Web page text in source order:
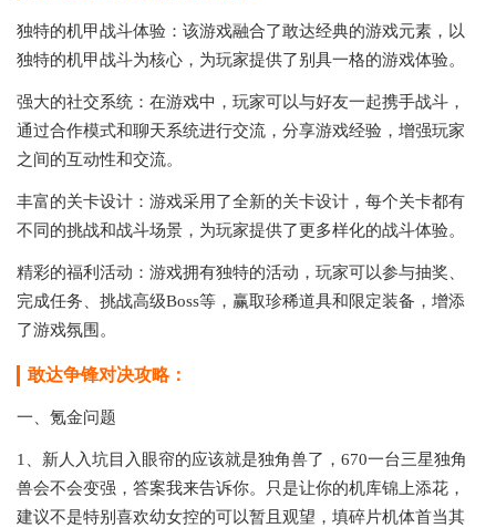
独特的机甲战斗体验：该游戏融合了敢达经典的游戏元素，以
独特的机甲战斗为核心，为玩家提供了别具一格的游戏体验。
强大的社交系统：在游戏中，玩家可以与好友一起携手战斗，
通过合作模式和聊天系统进行交流，分享游戏经验，增强玩家
之间的互动性和交流。
丰富的关卡设计：游戏采用了全新的关卡设计，每个关卡都有
不同的挑战和战斗场景，为玩家提供了更多样化的战斗体验。
精彩的福利活动：游戏拥有独特的活动，玩家可以参与抽奖、
完成任务、挑战高级Boss等，赢取珍稀道具和限定装备，增添
了游戏氛围。
敢达争锋对决攻略：
一、氪金问题
1、新人入坑目入眼帘的应该就是独角兽了，670一台三星独角
兽会不会变强，答案我来告诉你。只是让你的机库锦上添花，
建议不是特别喜欢幼女控的可以暂且观望，填碎片机体首当其